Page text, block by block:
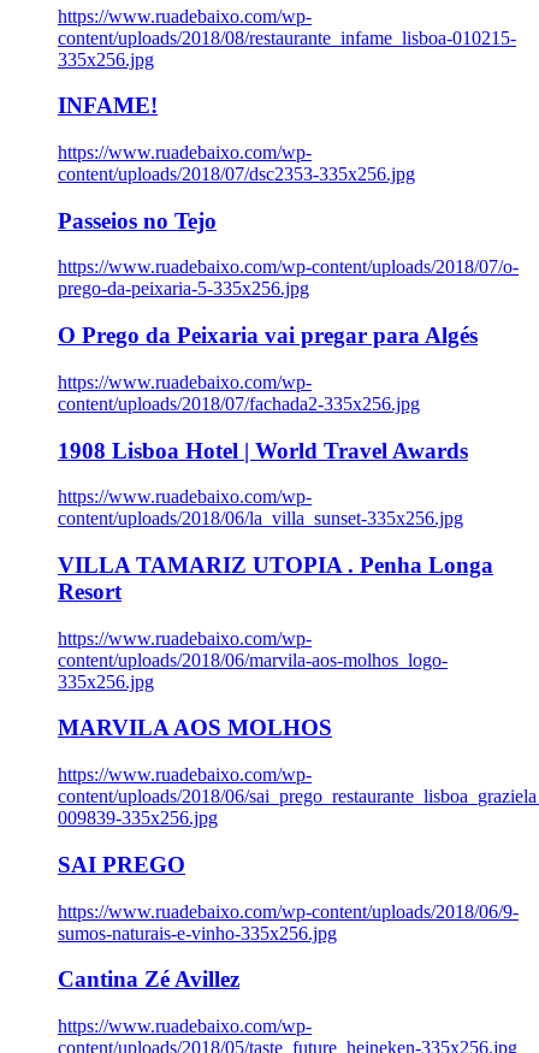
https://www.ruadebaixo.com/wp-
content/uploads/2018/08/restaurante_infame_lisboa-010215-
335x256.jpg
INFAME!
https://www.ruadebaixo.com/wp-
content/uploads/2018/07/dsc2353-335x256.jpg
Passeios no Tejo
https://www.ruadebaixo.com/wp-content/uploads/2018/07/o-
prego-da-peixaria-5-335x256.jpg
O Prego da Peixaria vai pregar para Algés
https://www.ruadebaixo.com/wp-
content/uploads/2018/07/fachada2-335x256.jpg
1908 Lisboa Hotel | World Travel Awards
https://www.ruadebaixo.com/wp-
content/uploads/2018/06/la_villa_sunset-335x256.jpg
VILLA TAMARIZ UTOPIA . Penha Longa
Resort
https://www.ruadebaixo.com/wp-
content/uploads/2018/06/marvila-aos-molhos_logo-
335x256.jpg
MARVILA AOS MOLHOS
https://www.ruadebaixo.com/wp-
content/uploads/2018/06/
009839-335x256.jpg
SAI PREGO
https://www.ruadebaixo.com/wp-content/uploads/2018/06/9-
sumos-naturais-e-vinho-335x256.jpg
Cantina Zé Avillez
https://www.ruadebaixo.com/wp-
content/uploads/2018/05/taste_future_heineken-335x256.jpg